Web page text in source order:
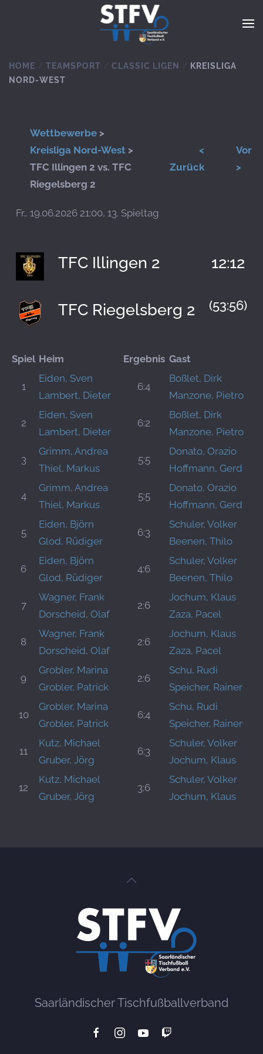
Zum Hauptinhalt springen
HOME TEAMSPORT CLASSIC LIGEN
KREISLIGA
NORD-WEST
Wettbewerbe >
Kreisliga Nord-West >
TFC Illingen 2 vs. TFC
Riegelsberg 2
<
Zurück
Vor
>
Fr., 19.06.2026 21:00, 13. Spieltag
TFC Illingen 2 12:12
(53:56)
TFC Riegelsberg 2
Spiel Heim Ergebnis Gast
1
Eiden, Sven
Lambert, Dieter
6:4
Boßlet, Dirk
Manzone, Pietro
2
Eiden, Sven
Lambert, Dieter
6:2
Boßlet, Dirk
Manzone, Pietro
3
Grimm, Andrea
Thiel, Markus
5:5
Donato, Orazio
Hoffmann, Gerd
4
Grimm, Andrea
Thiel, Markus
5:5
Donato, Orazio
Hoffmann, Gerd
5
Eiden, Björn
Glod, Rüdiger
6:3
Schuler, Volker
Beenen, Thilo
6
Eiden, Björn
Glod, Rüdiger
4:6
Schuler, Volker
Beenen, Thilo
7
Wagner, Frank
Dorscheid, Olaf
2:6
Jochum, Klaus
Zaza, Pacel
8
Wagner, Frank
Dorscheid, Olaf
2:6
Jochum, Klaus
Zaza, Pacel
9
Grobler, Marina
Grobler, Patrick
2:6
Schu, Rudi
Speicher, Rainer
10
Grobler, Marina
Grobler, Patrick
6:4
Schu, Rudi
Speicher, Rainer
11
Kutz, Michael
Gruber, Jörg
6:3
Schuler, Volker
Jochum, Klaus
12
Kutz, Michael
Gruber, Jörg
3:6
Schuler, Volker
Jochum, Klaus
Saarländischer Tischfußballverband